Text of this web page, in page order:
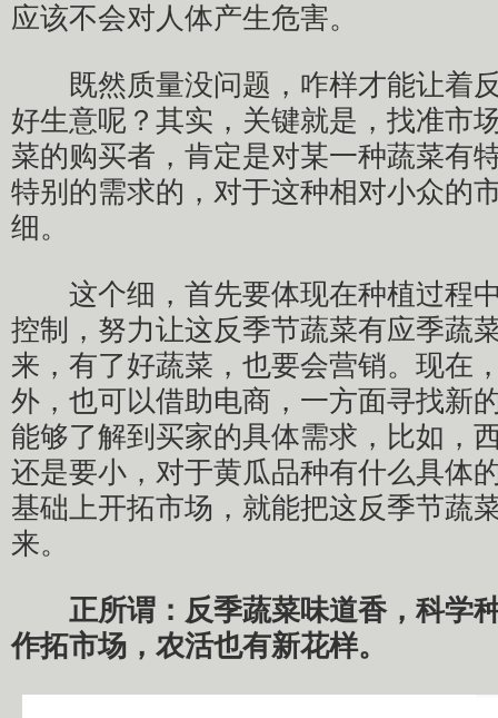
应该不会对人体产生危害。
既然质量没问题，咋样才能让着
好生意呢？其实，关键就是，找准市
菜的购买者，肯定是对某一种蔬菜有
特别的需求的，对于这种相对小众的
细。
这个细，首先要体现在种植过程
控制，努力让这反季节蔬菜有应季蔬
来，有了好蔬菜，也要会营销。现在
外，也可以借助电商，一方面寻找新
能够了解到买家的具体需求，比如，
还是要小，对于黄瓜品种有什么具体
基础上开拓市场，就能把这反季节蔬
来。
正所谓：反季蔬菜味道香，科学
作拓市场，农活也有新花样。